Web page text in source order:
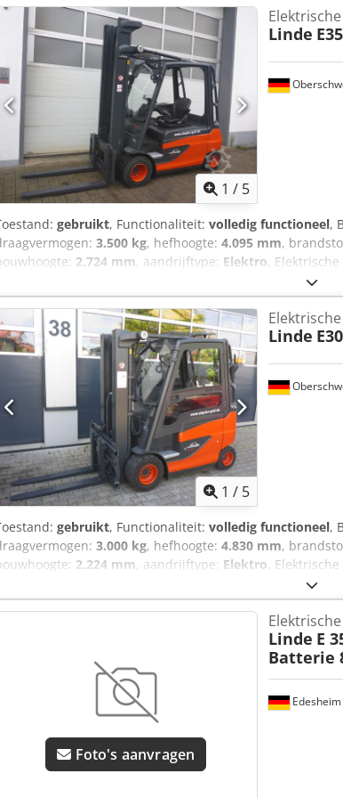
1 / 5
Linde E35
gebruikt, Functionaliteit: volledig functioneel,
3.500 kg, hefhoogte: 4.095 mm,
2.724 mm, aandrijftype: Elektro,
Klaar voor gebruik en volledig functioneel Technische
halve cabine, Dsdju Adhpspfx Ad Njck
1 / 5
Linde
gebruikt, Functionaliteit: volledig functioneel,
3.000 kg, hefhoogte: 4.830 mm,
2.224 mm, aandrijftype: Elektro,
Mastype: triplex Toestand: inzetklaar en volledig
3e ventiel, 4e ventiel, voorruit, halve
Foto's aanvragen
Edesheim
Linde E
Batterie